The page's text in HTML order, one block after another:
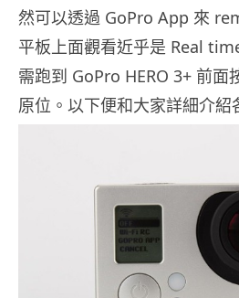
然可以透過 GoPro App 來
平板上面觀看近乎是 Real
需跑到 GoPro HERO 3+ 前面
原位。以下便和大家詳細介紹